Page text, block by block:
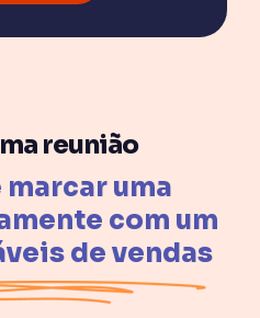
reunião
uma
com um
de vendas